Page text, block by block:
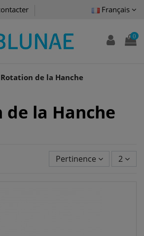
Français
0
Rotation de la Hanche
la Hanche
Pertinence 2